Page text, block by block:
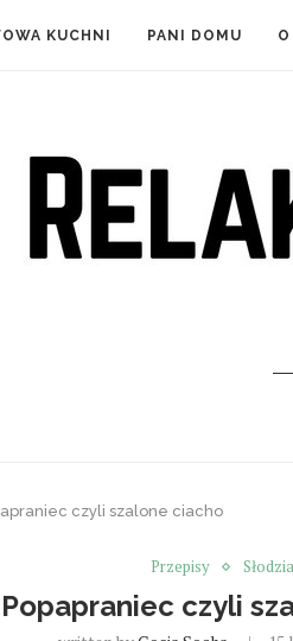
KUCHNI PANI DOMU
czyli szalone ciacho
Przepisy
Popapraniec czyli